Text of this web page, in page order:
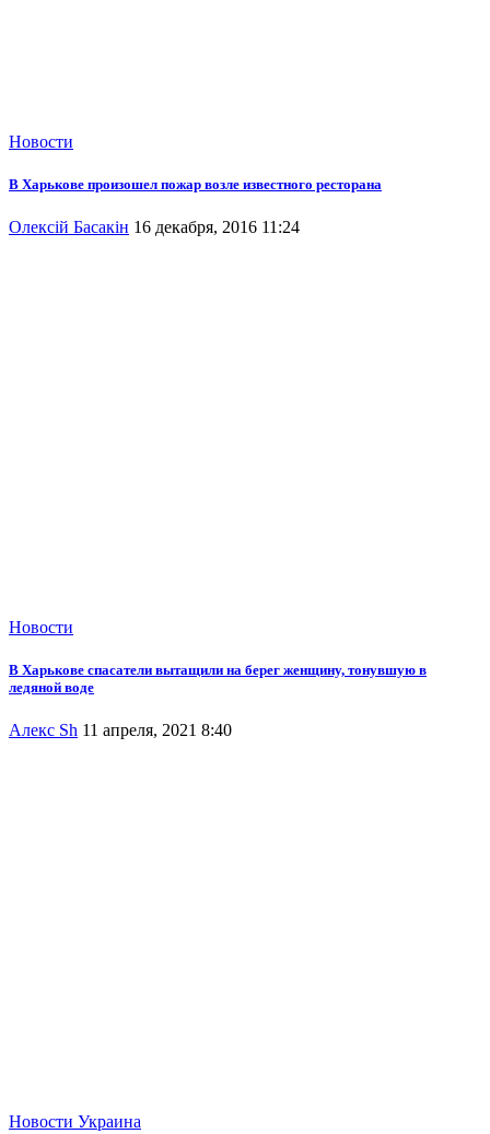
Новости
В Харькове произошел пожар возле известного ресторана
Олексій Басакін 16 декабря, 2016 11:24
Новости
В Харькове спасатели вытащили на берег женщину, тонувшую в
ледяной воде
Алекс Sh 11 апреля, 2021 8:40
Новости Украина